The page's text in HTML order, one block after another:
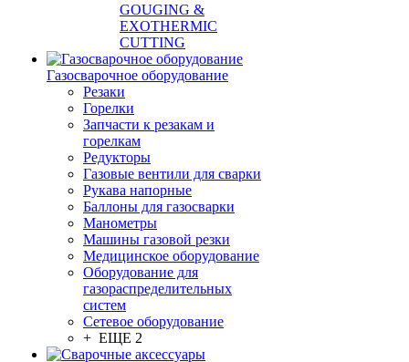
GOUGING &
EXOTHERMIC
CUTTING
Газосварочное оборудование
Резаки
Горелки
Запчасти к резакам и
горелкам
Редукторы
Газовые вентили для сварки
Рукава напорные
Баллоны для газосварки
Манометры
Машины газовой резки
Медицинское оборудование
Оборудование для
газораспределительных
систем
Сетевое оборудование
+ ЕЩЕ 2